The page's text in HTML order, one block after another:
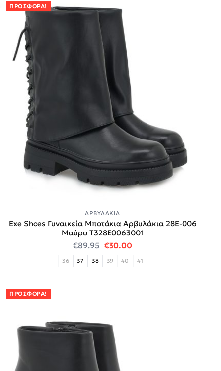
ΠΡΟΣΦΟΡΆ!
ΑΡΒΥΛΆΚΙΑ
Exe Shoes Γυναικεία Μποτάκια Αρβυλάκια 28E-006
Μαύρο T328E0063001
€89.95 Original price was: €89.95.
€30.00Η τρέχουσα τιμή
36 37 38 39 40 41
ΠΡΟΣΦΟΡΆ!